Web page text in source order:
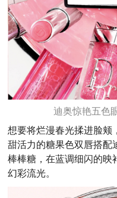
迪奥惊艳五色
想要将烂漫春光揉进脸颊
甜活力的糖果色双唇搭配
棒棒糖，在蓝调细闪的映
幻彩流光。